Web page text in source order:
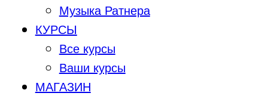
Музыка Ратнера
КУРСЫ
Все курсы
Ваши курсы
МАГАЗИН